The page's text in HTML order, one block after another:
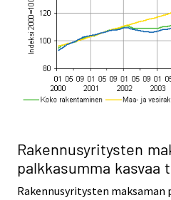
Rakennusyritysten
palkkasumma kasvaa
Rakennusyritysten maksaman